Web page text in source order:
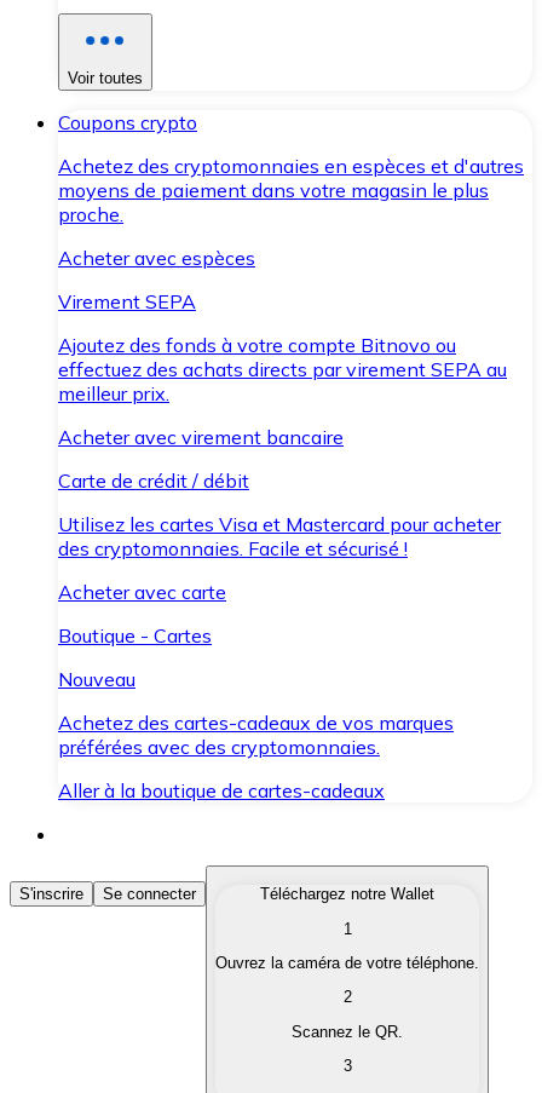
Voir toutes
Coupons crypto
Achetez des cryptomonnaies en espèces et d'autres
moyens de paiement dans votre magasin le plus
proche.
Acheter avec espèces
Virement SEPA
Ajoutez des fonds à votre compte Bitnovo ou
effectuez des achats directs par virement SEPA au
meilleur prix.
Acheter avec virement bancaire
Carte de crédit / débit
Utilisez les cartes Visa et Mastercard pour acheter
des cryptomonnaies. Facile et sécurisé !
Acheter avec carte
Boutique - Cartes
Nouveau
Achetez des cartes-cadeaux de vos marques
préférées avec des cryptomonnaies.
Aller à la boutique de cartes-cadeaux
Acheter des Cryptomonnaies
Achetez les cryptomonnaies qui vous intéressent
Convertissez vos cryptomonnaies en monnaie
S'inscrire Se connecter
Téléchargez notre Wallet
1
Ouvrez la caméra de votre téléphone.
2
Scannez le QR.
3